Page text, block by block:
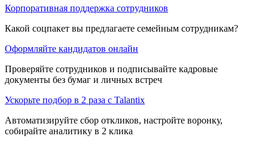
Корпоративная поддержка сотрудников
Какой соцпакет вы предлагаете семейным сотрудникам?
Оформляйте кандидатов онлайн
Проверяйте сотрудников и подписывайте кадровые
документы без бумаг и личных встреч
Ускорьте подбор в 2 раза с Talantix
Автоматизируйте сбор откликов, настройте воронку,
собирайте аналитику в 2 клика